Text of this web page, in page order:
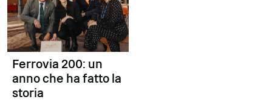
Ferrovia 200: un
anno che ha fatto la
storia